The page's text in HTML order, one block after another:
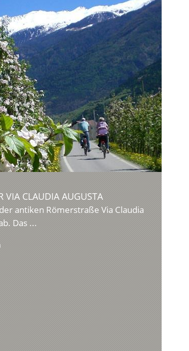
VIA CLAUDIA AUGUSTA
antiken Römerstraße Via Claudia
Das ...